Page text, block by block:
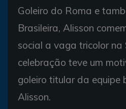
Goleiro do Roma e
Brasileira, Alisson
social a vaga tricolor na
celebração teve um
goleiro titular da equipe
Alisson.